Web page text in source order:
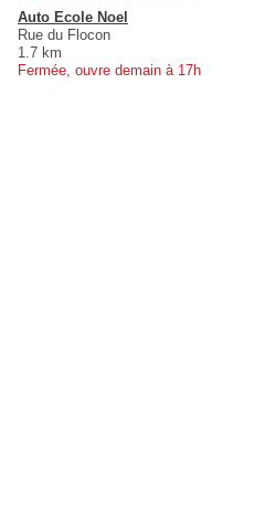
Auto Ecole Noel
Rue du Flocon
1.7 km
Fermée, ouvre demain à 17h